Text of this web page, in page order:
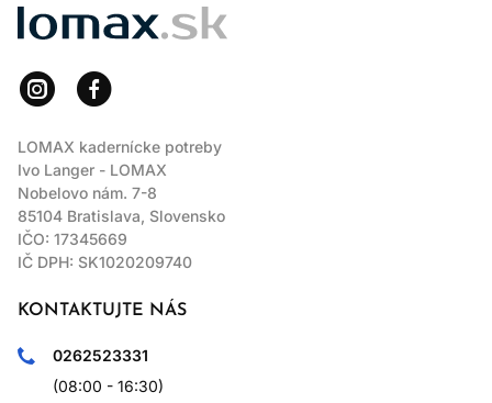
LOMAX
LOMAX kadernícke potreby
Ivo Langer - LOMAX
Nobelovo nám. 7-8
85104 Bratislava, Slovensko
IČO: 17345669
IČ DPH: SK1020209740
KONTAKTUJTE NÁS
0262523331
(08:00 - 16:30)